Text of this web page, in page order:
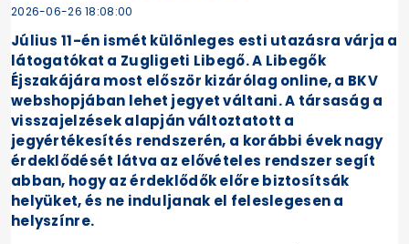
2026-06-26 18:08:00
Július 11-én ismét különleges esti utazásra várja a
látogatókat a Zugligeti Libegő. A Libegők
Éjszakájára most először kizárólag online, a BKV
webshopjában lehet jegyet váltani. A társaság a
visszajelzések alapján változtatott a
jegyértékesítés rendszerén, a korábbi évek nagy
érdeklődését látva az elővételes rendszer segít
abban, hogy az érdeklődők előre biztosítsák
helyüket, és ne induljanak el feleslegesen a
helyszínre.